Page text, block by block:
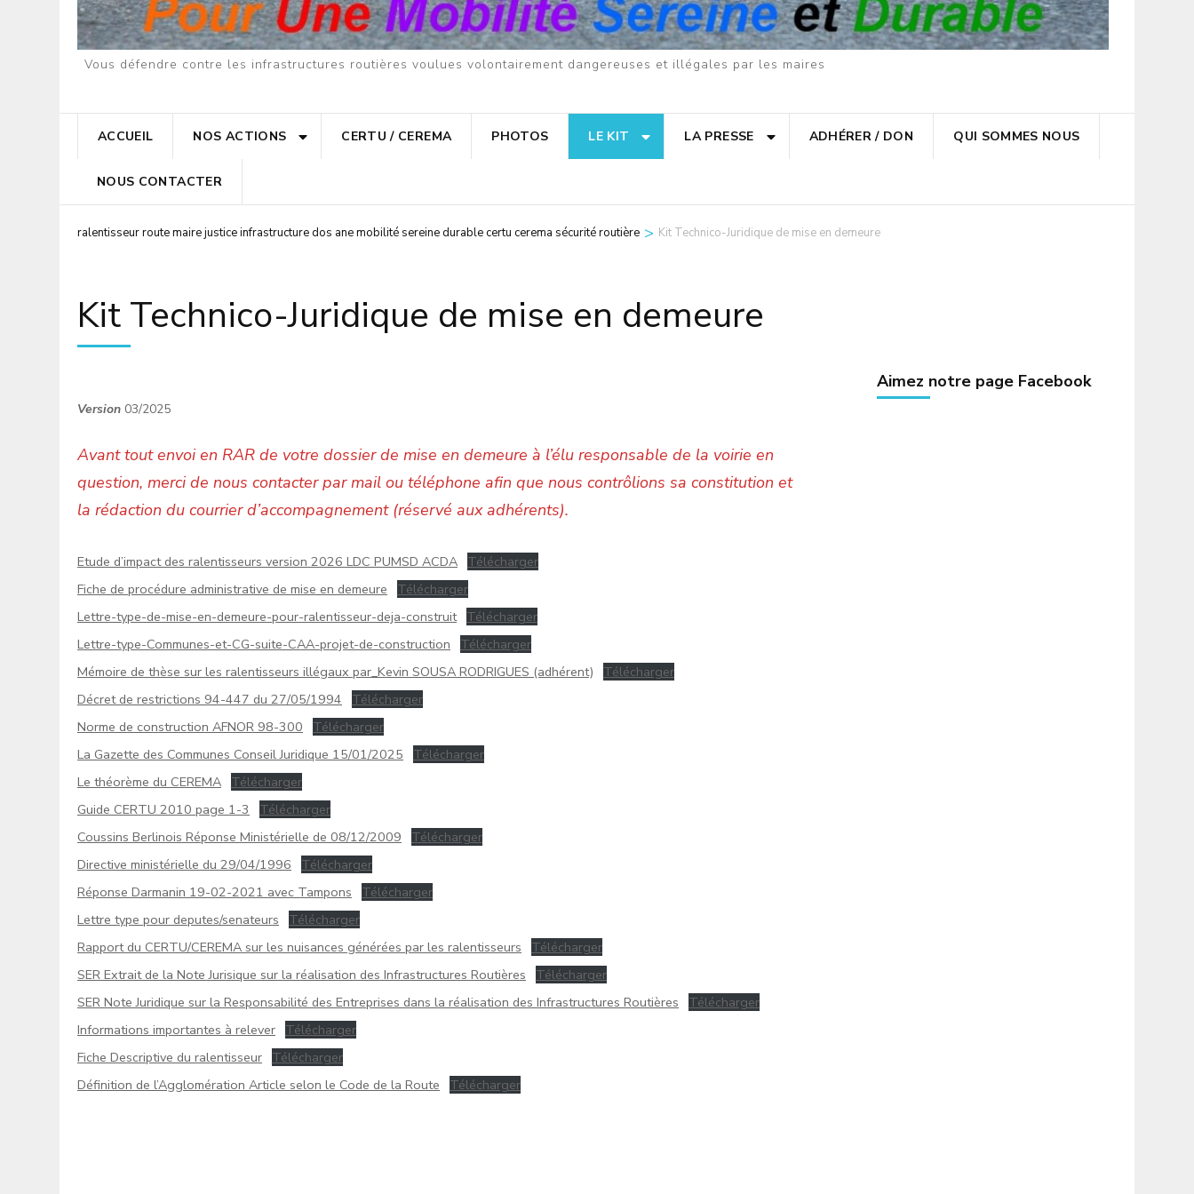
Vous défendre contre les infrastructures routières voulues volontairement dangereuses et illégales par les maires
ACCUEIL NOS ACTIONS CERTU / CEREMA PHOTOS LE KIT LA PRESSE ADHÉRER / DON QUI SOMMES NOUS
NOUS CONTACTER
ralentisseur route maire justice infrastructure dos ane mobilité sereine durable certu cerema sécurité routière > Kit Technico-Juridique de mise en demeure
Kit Technico-Juridique de mise en demeure
Version 03/2025
Avant tout envoi en RAR de votre dossier de mise en demeure à l’élu responsable de la voirie en
question, merci de nous contacter par mail ou téléphone afin que nous contrôlions sa constitution et
la rédaction du courrier d’accompagnement (réservé aux adhérents).
Etude d’impact des ralentisseurs version 2026 LDC PUMSD ACDA Télécharger
Fiche de procédure administrative de mise en demeure
Télécharger
Lettre-type-de-mise-en-demeure-pour-ralentisseur-deja-construit Télécharger
Lettre-type-Communes-et-CG-suite-CAA-projet-de-construction
Télécharger
Mémoire de thèse sur les ralentisseurs illégaux par_Kevin SOUSA RODRIGUES (adhérent)
Télécharger
Décret de restrictions 94-447 du 27/05/1994
Télécharger
Norme de construction AFNOR 98-300
Télécharger
La Gazette des Communes Conseil Juridique 15/01/2025
Télécharger
Le théorème du CEREMA Télécharger
Guide CERTU 2010 page 1-3
Télécharger
Coussins Berlinois Réponse Ministérielle de 08/12/2009
Télécharger
Directive ministérielle du 29/04/1996
Télécharger
Réponse Darmanin 19-02-2021 avec Tampons
Télécharger
Lettre type pour deputes/senateurs
Télécharger
Rapport du CERTU/CEREMA sur les nuisances générées par les ralentisseurs
Télécharger
SER Extrait de la Note Jurisique sur la réalisation des Infrastructures Routières
Télécharger
SER Note Juridique sur la Responsabilité des Entreprises dans la réalisation des Infrastructures Routières
Télécharger
Informations importantes à relever Télécharger
Fiche Descriptive du ralentisseur Télécharger
Définition de l’Agglomération Article selon le Code de la Route
Télécharger
Aimez notre page Facebook